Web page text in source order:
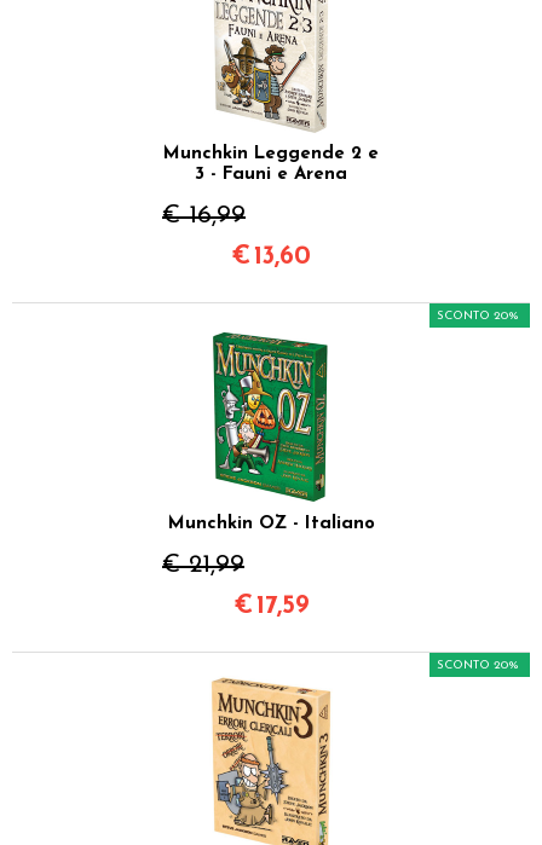
Munchkin Leggende 2 e
3 - Fauni e Arena
€ 16,99
€ 13,60
Munchkin OZ - Italiano
€ 21,99
SCONTO 20%
€ 17,59
SCONTO 20%